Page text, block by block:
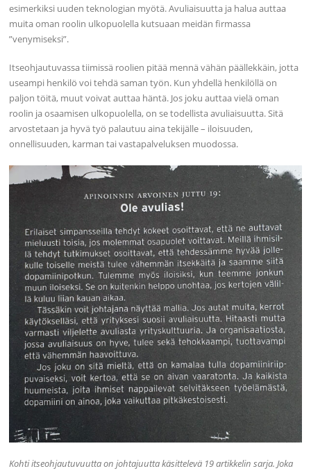
esimerkiksi uuden teknologian myötä. Avuliaisuutta ja halua auttaa
muita oman roolin ulkopuolella kutsuaan meidän firmassa
”venymiseksi”.
Itseohjautuvassa tiimissä roolien pitää mennä vähän päällekkäin, jotta
useampi henkilö voi tehdä saman työn. Kun yhdellä henkilöllä on
paljon töitä, muut voivat auttaa häntä. Jos joku auttaa vielä oman
roolin ja osaamisen ulkopuolella, on se todellista avuliaisuutta. Sitä
arvostetaan ja hyvä työ palautuu aina tekijälle – iloisuuden,
onnellisuuden, karman tai vastapalveluksen muodossa.
Kohti itseohjautuvuutta on johtajuutta käsittelevä 19 artikkelin sarja. Joka